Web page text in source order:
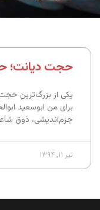
حجت دیانت؛
یکی از بزرگ‌ترین
برای من ابوسعید
جزم‌اندیشی، ذوق
تیر ۱۱, ۱۳۹۴